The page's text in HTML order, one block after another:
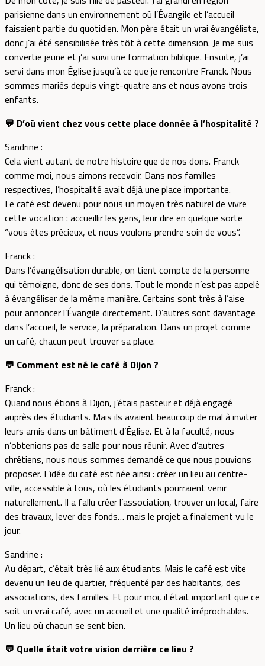
parisienne dans un environnement où l’Évangile et l’accueil
faisaient partie du quotidien. Mon père était un vrai évangéliste,
donc j’ai été sensibilisée très tôt à cette dimension. Je me suis
convertie jeune et j’ai suivi une formation biblique. Ensuite, j’ai
servi dans mon Église jusqu’à ce que je rencontre Franck. Nous
sommes mariés depuis vingt-quatre ans et nous avons trois
enfants.
💬 D’où vient chez vous cette place donnée à l’hospitalité ?
Sandrine :
Cela vient autant de notre histoire que de nos dons. Franck
comme moi, nous aimons recevoir. Dans nos familles
respectives, l’hospitalité avait déjà une place importante.
Le café est devenu pour nous un moyen très naturel de vivre
cette vocation : accueillir les gens, leur dire en quelque sorte
“vous êtes précieux, et nous voulons prendre soin de vous”.
Franck :
Dans l’évangélisation durable, on tient compte de la personne
qui témoigne, donc de ses dons. Tout le monde n’est pas appelé
à évangéliser de la même manière. Certains sont très à l’aise
pour annoncer l’Évangile directement. D’autres sont davantage
dans l’accueil, le service, la préparation. Dans un projet comme
un café, chacun peut trouver sa place.
💬 Comment est né le café à Dijon ?
Franck :
Quand nous étions à Dijon, j’étais pasteur et déjà engagé
auprès des étudiants. Mais ils avaient beaucoup de mal à inviter
leurs amis dans un bâtiment d’Église. Et à la faculté, nous
n’obtenions pas de salle pour nous réunir. Avec d’autres
chrétiens, nous nous sommes demandé ce que nous pouvions
proposer. L’idée du café est née ainsi : créer un lieu au centre-
ville, accessible à tous, où les étudiants pourraient venir
naturellement. Il a fallu créer l’association, trouver un local, faire
des travaux, lever des fonds… mais le projet a finalement vu le
jour.
Sandrine :
Au départ, c’était très lié aux étudiants. Mais le café est vite
devenu un lieu de quartier, fréquenté par des habitants, des
associations, des familles. Et pour moi, il était important que ce
soit un vrai café, avec un accueil et une qualité irréprochables.
Un lieu où chacun se sent bien.
💬 Quelle était votre vision derrière ce lieu ?